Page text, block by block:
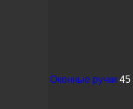
Оконные ручки 45